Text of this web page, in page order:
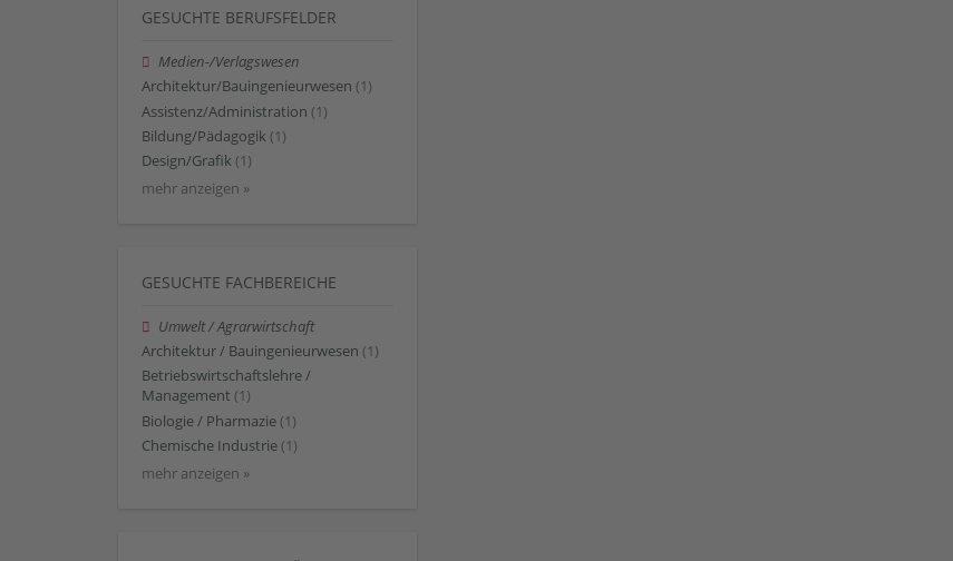
GESUCHTE BERUFSFELDER
Medien-/Verlagswesen
Architektur/Bauingenieurwesen (1)
Assistenz/Administration (1)
Bildung/Pädagogik (1)
Design/Grafik (1)
mehr anzeigen »
GESUCHTE FACHBEREICHE
Umwelt / Agrarwirtschaft
Architektur / Bauingenieurwesen (1)
Betriebswirtschaftslehre /
Management (1)
Biologie / Pharmazie (1)
Chemische Industrie (1)
mehr anzeigen »